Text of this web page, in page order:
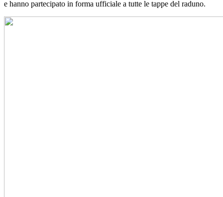
e hanno partecipato in forma ufficiale a tutte le tappe del raduno.